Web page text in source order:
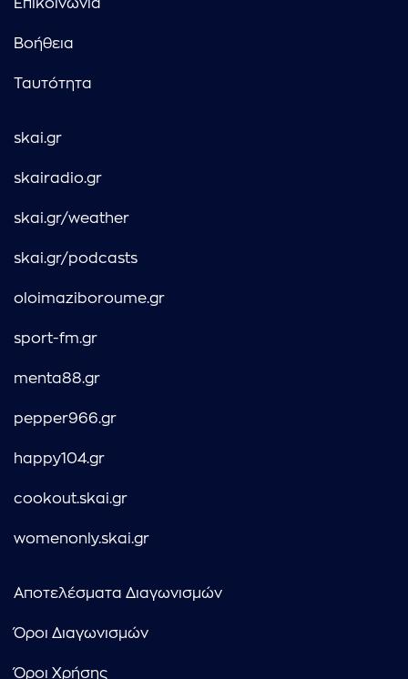
Επικοινωνία
Βοήθεια
Ταυτότητα
skai.gr
skairadio.gr
skai.gr/weather
skai.gr/podcasts
oloimaziboroume.gr
sport-fm.gr
menta88.gr
pepper966.gr
happy104.gr
cookout.skai.gr
womenonly.skai.gr
Αποτελέσματα Διαγωνισμών
Όροι Διαγωνισμών
Όροι Χρήσης